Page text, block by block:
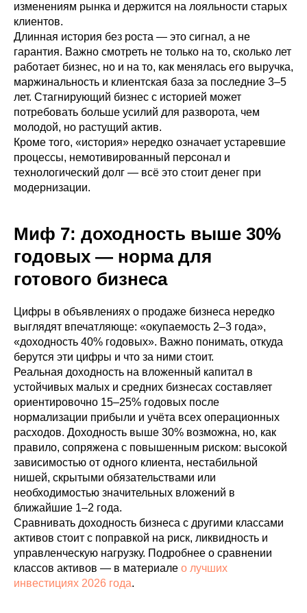
изменениям рынка и держится на лояльности старых
клиентов.
Длинная история без роста — это сигнал, а не
гарантия. Важно смотреть не только на то, сколько лет
работает бизнес, но и на то, как менялась его выручка,
маржинальность и клиентская база за последние 3–5
лет. Стагнирующий бизнес с историей может
потребовать больше усилий для разворота, чем
молодой, но растущий актив.
Кроме того, «история» нередко означает устаревшие
процессы, немотивированный персонал и
технологический долг — всё это стоит денег при
модернизации.
Миф 7: доходность выше 30%
годовых — норма для
готового бизнеса
Цифры в объявлениях о продаже бизнеса нередко
выглядят впечатляюще: «окупаемость 2–3 года»,
«доходность 40% годовых». Важно понимать, откуда
берутся эти цифры и что за ними стоит.
Реальная доходность на вложенный капитал в
устойчивых малых и средних бизнесах составляет
ориентировочно 15–25% годовых после
нормализации прибыли и учёта всех операционных
расходов. Доходность выше 30% возможна, но, как
правило, сопряжена с повышенным риском: высокой
зависимостью от одного клиента, нестабильной
нишей, скрытыми обязательствами или
необходимостью значительных вложений в
ближайшие 1–2 года.
Сравнивать доходность бизнеса с другими классами
активов стоит с поправкой на риск, ликвидность и
управленческую нагрузку. Подробнее о сравнении
классов активов — в материале о лучших
инвестициях 2026 года.